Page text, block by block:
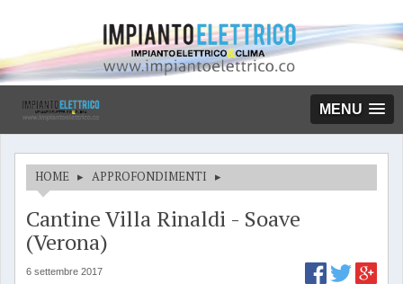
MENU
HOME ▸ APPROFONDIMENTI ▸
Cantine Villa Rinaldi - Soave
(Verona)
6 settembre 2017